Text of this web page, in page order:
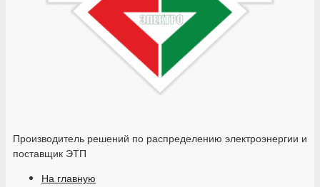
Производитель решений по распределению электроэнергии и
поставщик ЭТП
На главную